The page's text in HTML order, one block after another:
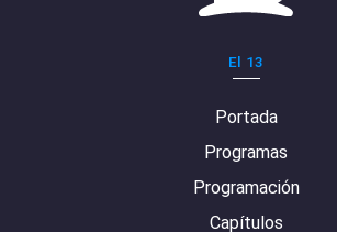
El 13
Portada
Programas
Programación
Capítulos